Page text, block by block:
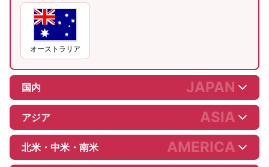
オーストラリア
国内 JAPAN
アジア ASIA
北米・中米・南米 AMERICA